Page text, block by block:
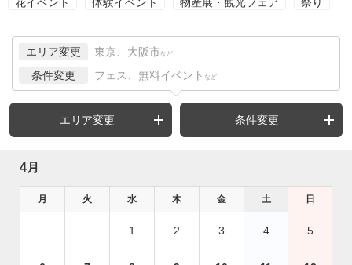
エリア変更 東京、大阪市 など
条件変更 フェス、無料イベント など
エリア変更 条件変更
4月
月 火 水 木 金 土 日
1 2 3 4 5